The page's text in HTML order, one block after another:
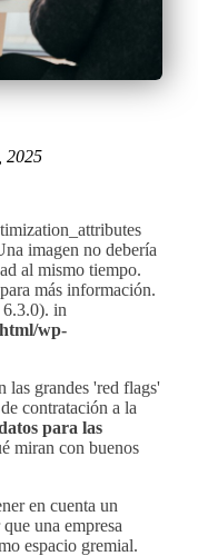
2025
imagen no debería
al mismo tiempo.
para más información.
6.3.0). in
wp-
las grandes 'red flags'
contratación a la
para las
miran con buenos
en cuenta un
una empresa
espacio gremial.